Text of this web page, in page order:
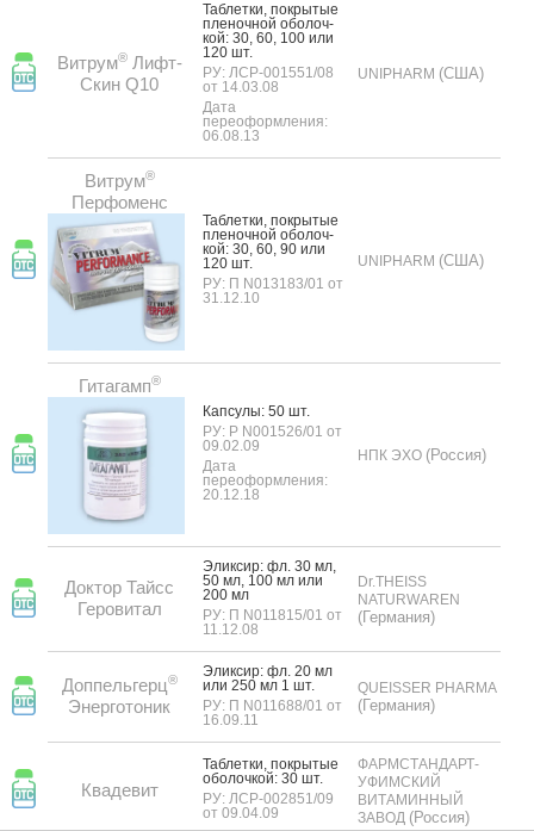
Витрум®Лифт-
Скин Q10
Таб­летки, пок­ры­тые
пле­ноч­ной обо­лоч­
кой: 30, 60, 100 или
120 шт.
РУ: ЛСР-001551/08
от 14.03.08
Дата
переоформления:
06.08.13
UNIPHARM (США)
Витрум®
Перфоменс
Таб­летки, пок­ры­тые
пле­ноч­ной обо­лоч­
кой: 30, 60, 90 или
120 шт.
РУ: П N013183/01 от
31.12.10
UNIPHARM (США)
Гитагамп®
Кап­су­лы: 50 шт.
РУ: Р N001526/01 от
09.02.09
Дата
переоформления:
20.12.18
НПК ЭХО (Россия)
Доктор Тайсс
Геровитал
Элик­сир: фл. 30 мл,
50 мл, 100 мл или
200 мл
РУ: П N011815/01 от
11.12.08
Dr.THEISS
NATURWAREN
(Германия)
Доппельгерц®
Энерготоник
Элик­сир: фл. 20 мл
или 250 мл 1 шт.
РУ: П N011688/01 от
16.09.11
QUEISSER PHARMA
(Германия)
Квадевит
Таб­летки, пок­ры­тые
обо­лоч­кой: 30 шт.
РУ: ЛСР-002851/09
от 09.04.09
ФАРМСТАНДАРТ-
УФИМСКИЙ
ВИТАМИННЫЙ
ЗАВОД (Россия)